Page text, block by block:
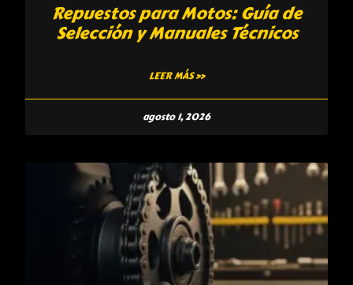
Repuestos para Motos: Guía de
Selección y Manuales Técnicos
LEER MÁS »
agosto 1, 2026